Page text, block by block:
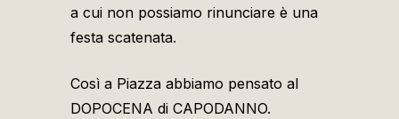
a cui non possiamo rinunciare è una
festa scatenata.
Così a Piazza abbiamo pensato al
DOPOCENA di CAPODANNO.